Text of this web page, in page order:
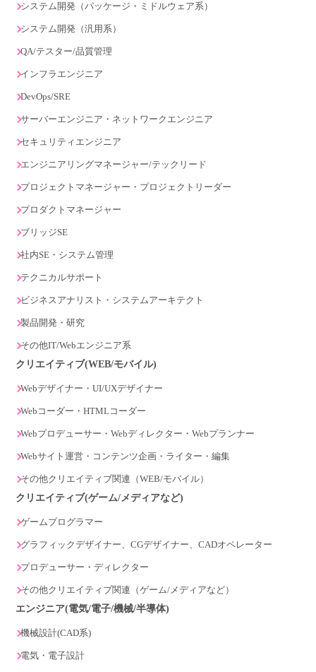
システム開発（パッケージ・ミドルウェア系）
システム開発（汎用系）
QA/テスター/品質管理
インフラエンジニア
DevOps/SRE
サーバーエンジニア・ネットワークエンジニア
セキュリティエンジニア
エンジニアリングマネージャー/テックリード
プロジェクトマネージャー・プロジェクトリーダー
プロダクトマネージャー
ブリッジSE
社内SE・システム管理
テクニカルサポート
ビジネスアナリスト・システムアーキテクト
製品開発・研究
その他IT/Webエンジニア系
クリエイティブ(WEB/モバイル)
Webデザイナー・UI/UXデザイナー
Webコーダー・HTMLコーダー
Webプロデューサー・Webディレクター・Webプランナー
Webサイト運営・コンテンツ企画・ライター・編集
その他クリエイティブ関連（WEB/モバイル）
クリエイティブ(ゲーム/メディアなど)
ゲームプログラマー
グラフィックデザイナー、CGデザイナー、CADオペレーター
プロデューサー・ディレクター
その他クリエイティブ関連（ゲーム/メディアなど）
エンジニア(電気/電子/機械/半導体)
機械設計(CAD系)
電気・電子設計